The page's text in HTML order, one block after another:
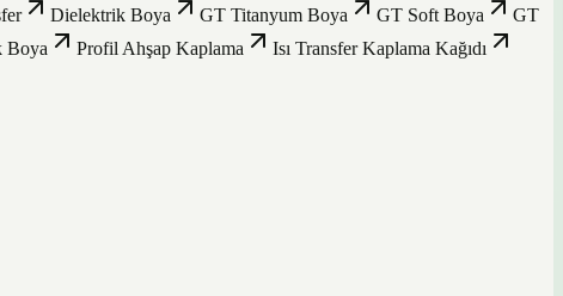
Dielektrik Boya GT Titanyum Boya GT Soft Boya
GT
Boya Profil Ahşap Kaplama
Isı Transfer Kaplama Kağıdı